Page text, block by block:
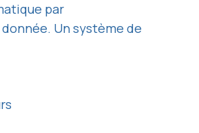
par
Un système de